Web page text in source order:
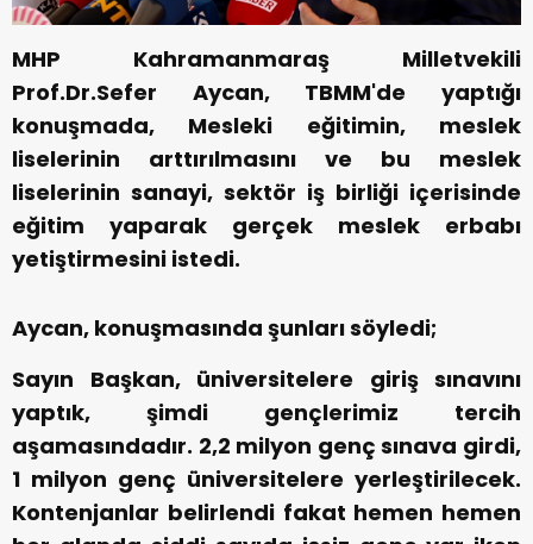
MHP Kahramanmaraş Milletvekili
Prof.Dr.Sefer Aycan, TBMM'de yaptığı
konuşmada, Mesleki eğitimin, meslek
liselerinin arttırılmasını ve bu meslek
liselerinin sanayi, sektör iş birliği içerisinde
eğitim yaparak gerçek meslek erbabı
yetiştirmesini istedi.
Aycan, konuşmasında şunları söyledi;
Sayın Başkan, üniversitelere giriş sınavını
yaptık, şimdi gençlerimiz tercih
aşamasındadır. 2,2 milyon genç sınava girdi,
1 milyon genç üniversitelere yerleştirilecek.
Kontenjanlar belirlendi fakat hemen hemen